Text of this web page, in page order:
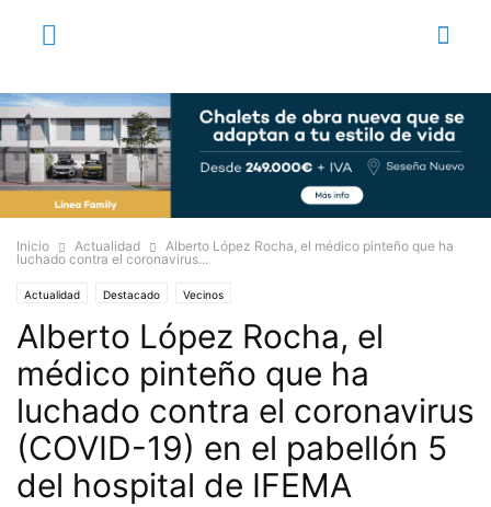
Inicio Actualidad
Alberto López Rocha, el médico pinteño que ha
luchado contra el coronavirus...
Actualidad Destacado Vecinos
Alberto López Rocha, el
médico pinteño que ha
luchado contra el coronavirus
(COVID-19) en el pabellón 5
del hospital de IFEMA